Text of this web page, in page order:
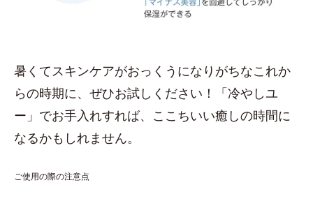
暑くてスキンケアがおっくうになりがちなこれか
らの時期に、ぜひお試しください！「冷やしユ
ー」でお手入れすれば、ここちいい癒しの時間に
なるかもしれません。
ご使用の際の注意点